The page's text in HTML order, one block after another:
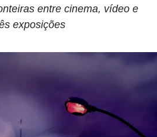
entre cinema, vídeo e
exposições